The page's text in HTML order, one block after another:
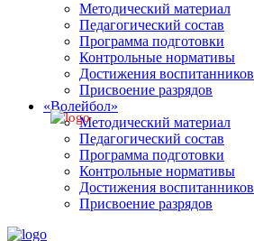
Методический материал
Педагогический состав
Программа подготовки
Контрольные нормативы
Достижения воспитанников
Присвоение разрядов
«Волейбол»
Методический материал
Педагогический состав
Программа подготовки
Контрольные нормативы
Достижения воспитанников
Присвоение разрядов